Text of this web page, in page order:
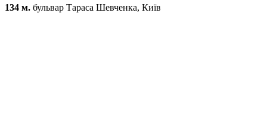
134 м. бульвар Тараса Шевченка, Київ